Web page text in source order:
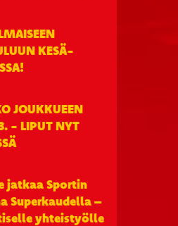
KESÄ-
JOUKKUEEN
- LIPUT NYT
jatkaa Sportin
Superkaudella –
yhteistyölle